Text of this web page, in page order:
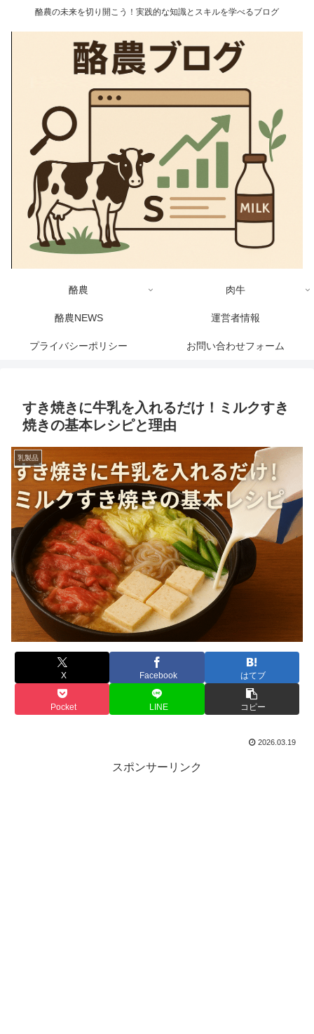
酪農の未来を切り開こう！実践的な知識とスキルを学べるブログ
酪農 肉牛
酪農NEWS 運営者情報
プライバシーポリシー お問い合わせフォーム
すき焼きに牛乳を入れるだけ！ミルクすき
焼きの基本レシピと理由
乳製品
X Facebook はてブ
Pocket LINE コピー
2026.03.19
スポンサーリンク